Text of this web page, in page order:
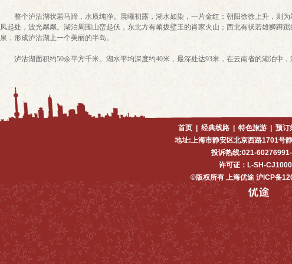
整个泸沽湖状若马蹄，水质纯净。晨曦初露，湖水如染，一片金红；朝阳徐徐上升，则
风起处，波光粼粼。湖泊周围山峦起伏，东北方有峭拔壁玉的肖家火山；西北有状若雄狮蹲
泉，形成泸沽湖上一个美丽的半岛。
泸沽湖面积约50余平方千米。湖水平均深度约40米，最深处达93米，在云南省的湖泊中，
首页 经典线路 特色旅游 预订
地址:上海市静安区北京西路1701号
投诉热线:021-
许可证：L-SH-
©版权所有 上海优途 沪ICP备